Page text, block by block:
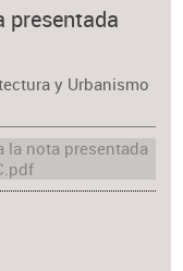
presentada
y Urbanismo